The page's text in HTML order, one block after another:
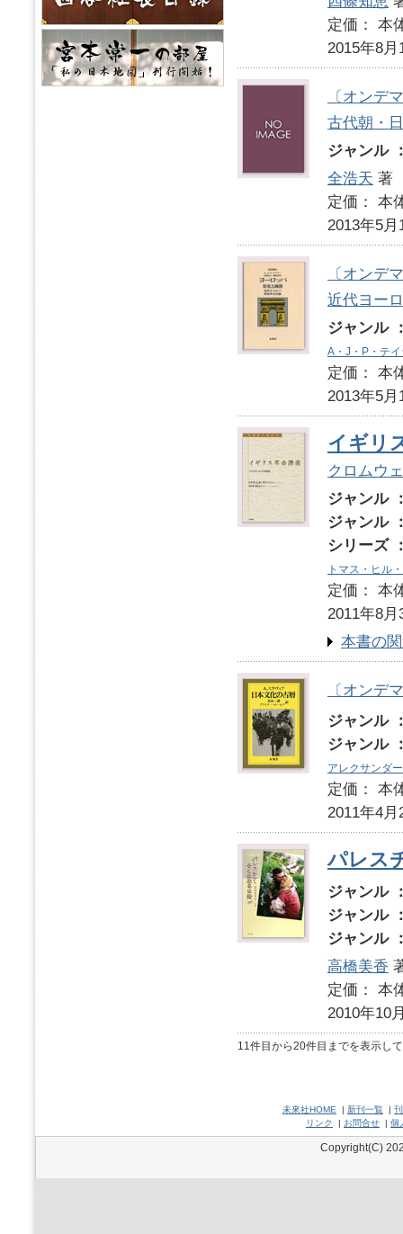
定価：
2015年8月
〔オンデ
古代朝・
ジャンル
全浩天 著
定価：
2013年5月
〔オンデ
近代ヨー
ジャンル
A・J・P・テ
定価：
2013年5月
イギリ
クロムウ
ジャンル
ジャンル
シリーズ
トマス・ヒル
定価：
2011年8月
本書の
〔オンデ
ジャンル
ジャンル
アレクサンダ
定価：
2011年4月
パレス
ジャンル
ジャンル
ジャンル
高橋美香
定価：
2010年10
11件目から20件目までを表示し
未來社HOME | 新刊一覧 |
リンク
| お問合せ | 個
Copyright(C)